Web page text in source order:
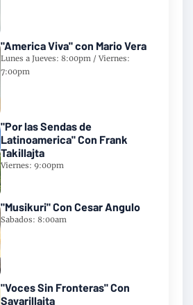
"America Viva" con Mario Vera
Lunes a Jueves: 8:00pm / Viernes:
7:00pm
"Por las Sendas de
Latinoamerica" Con Frank
Takillajta
Viernes: 9:00pm
"Musikuri" Con Cesar Angulo
Sabados: 8:00am
"Voces Sin Fronteras" Con
Sayarillajta